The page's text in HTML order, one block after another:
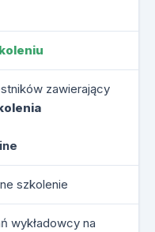
zawierający
szkolenie
wykładowcy na